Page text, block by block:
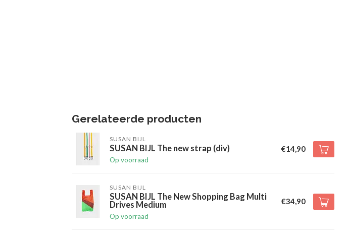
Gerelateerde producten
SUSAN BIJL
SUSAN BIJL The new strap (div)
Op voorraad
€14,90
SUSAN BIJL
SUSAN BIJL The New Shopping Bag Multi
Drives Medium
Op voorraad
€34,90